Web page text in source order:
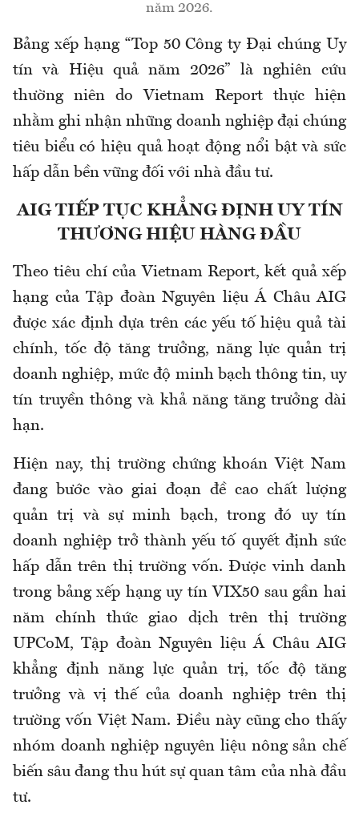
năm 2026.
Bảng xếp hạng “Top 50 Công ty Đại chúng Uy
tín và Hiệu quả năm 2026” là nghiên cứu
thường niên do Vietnam Report thực hiện
nhằm ghi nhận những doanh nghiệp đại chúng
tiêu biểu có hiệu quả hoạt động nổi bật và sức
hấp dẫn bền vững đối với nhà đầu tư.
AIG TIẾP TỤC KHẲNG ĐỊNH UY TÍN
THƯƠNG HIỆU HÀNG ĐẦU
Theo tiêu chí của Vietnam Report, kết quả xếp
hạng của Tập đoàn Nguyên liệu Á Châu AIG
được xác định dựa trên các yếu tố hiệu quả tài
chính, tốc độ tăng trưởng, năng lực quản trị
doanh nghiệp, mức độ minh bạch thông tin, uy
tín truyền thông và khả năng tăng trưởng dài
hạn.
Hiện nay, thị trường chứng khoán Việt Nam
đang bước vào giai đoạn đề cao chất lượng
quản trị và sự minh bạch, trong đó uy tín
doanh nghiệp trở thành yếu tố quyết định sức
hấp dẫn trên thị trường vốn. Được vinh danh
trong bảng xếp hạng uy tín VIX50 sau gần hai
năm chính thức giao dịch trên thị trường
UPCoM, Tập đoàn Nguyên liệu Á Châu AIG
khẳng định năng lực quản trị, tốc độ tăng
trưởng và vị thế của doanh nghiệp trên thị
trường vốn Việt Nam. Điều này cũng cho thấy
nhóm doanh nghiệp nguyên liệu nông sản chế
biến sâu đang thu hút sự quan tâm của nhà đầu
tư.